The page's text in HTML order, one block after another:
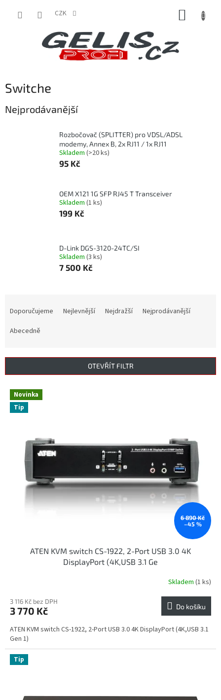
CZK
Switche
Nejprodávanější
Rozbočovač (SPLITTER) pro VDSL/ADSL
modemy, Annex B, 2x RJ11 / 1x RJ11
Skladem (>20 ks)
95 Kč
OEM X121 1G SFP RJ45 T Transceiver
Skladem (1 ks)
199 Kč
D-Link DGS-3120-24TC/SI
Skladem (3 ks)
7 500 Kč
r
Doporučujeme Nejlevnější Nejdražší
Nejprodávanější
Abecedně
OTEVŘÍT FILTR
V
p
Novinka
Tip
6 890 Kč
–45 %
ATEN KVM switch CS-1922, 2-Port USB 3.0 4K
DisplayPort (4K,USB 3.1 Ge
Skladem (1 ks)
3 116 Kč bez DPH
3 770 Kč Do košíku
ATEN KVM switch CS-1922, 2-Port USB 3.0 4K DisplayPort (4K,USB 3.1
Gen 1)
Tip